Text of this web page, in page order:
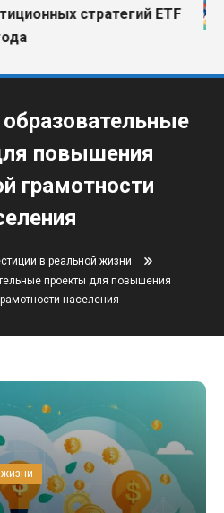
стратегий ETF
повышения
грамотности
в реальной жизни
проекты для повышения
населения